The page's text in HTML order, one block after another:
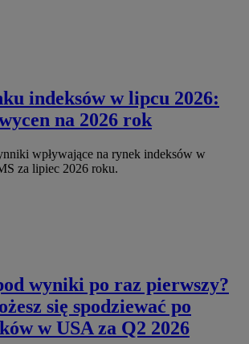
indeksów w lipcu 2026:
na 2026 rok
wpływające na rynek indeksów w
za lipiec 2026 roku.
wyniki po raz pierwszy?
się spodziewać po
w USA za Q2 2026